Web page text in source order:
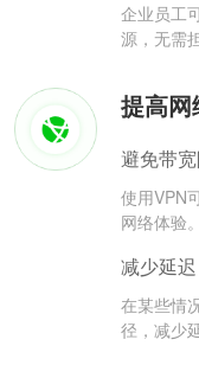
企业员工
源，无需
提高
避免带
使用VPN
网络体验。
减少延迟
在某些情
径，减少